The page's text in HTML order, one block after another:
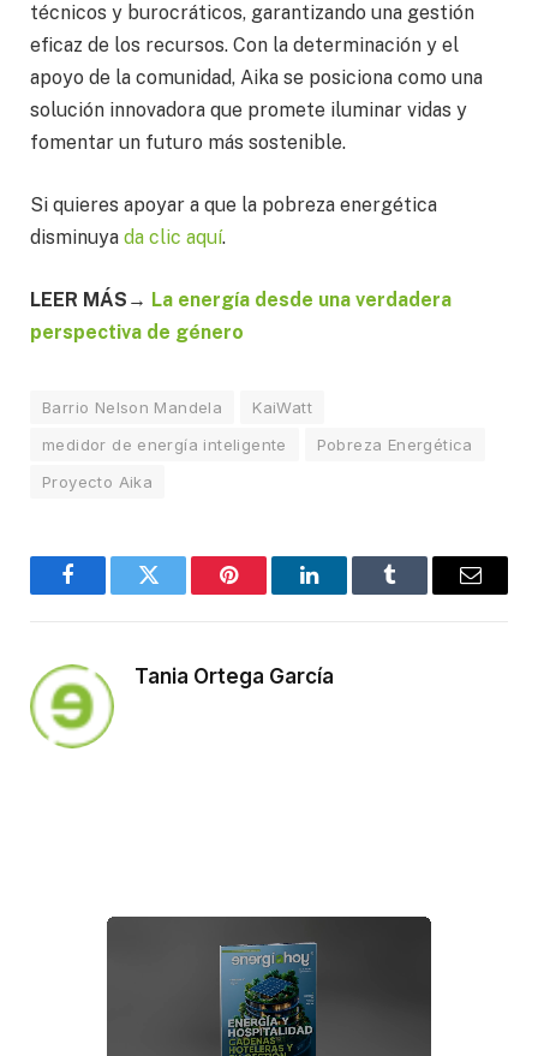
técnicos y burocráticos, garantizando una gestión
eficaz de los recursos. Con la determinación y el
apoyo de la comunidad, Aika se posiciona como una
solución innovadora que promete iluminar vidas y
fomentar un futuro más sostenible.
Si quieres apoyar a que la pobreza energética
disminuya da clic aquí.
LEER MÁS→ La energía desde una verdadera
perspectiva de género
Barrio Nelson Mandela
KaiWatt
medidor de energía inteligente
Pobreza Energética
Proyecto Aika
FacebookTwitter Pinterest LinkedInTumblr Email
Tania Ortega García